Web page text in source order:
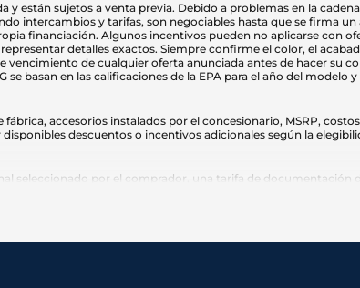
y están sujetos a venta previa. Debido a problemas en la
intercambios y tarifas, son negociables hasta que se firma
financiación. Algunos incentivos pueden no aplicarse con
detalles exactos. Siempre confirme el color, el
vencimiento de cualquier oferta anunciada antes de hacer su
basan en las calificaciones de la EPA para el año del modelo
accesorios instalados por el concesionario, MSRP,
descuentos o incentivos adicionales según la
seleccionado por el comprador, una tarifa de documentación
y tarifas de título.